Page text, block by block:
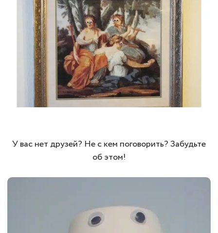
У вас нет друзей? Не с кем поговорить? Забудьте
об этом!